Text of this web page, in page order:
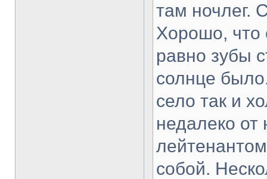
там ночлег.
Хорошо, что
равно зубы
солнце
село так и
недалеко от
собой.